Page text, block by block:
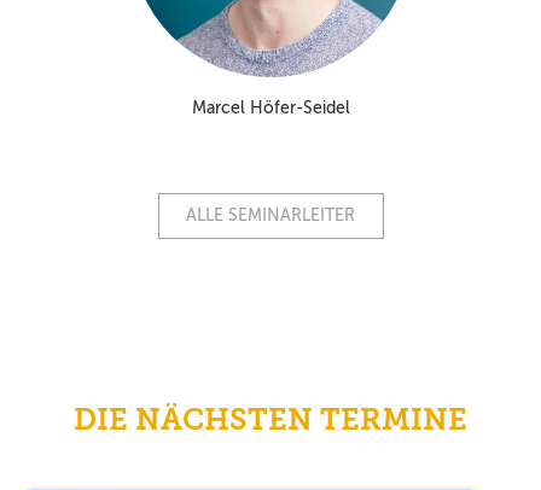
Marcel Höfer-Seidel
ALLE SEMINARLEITER
DIE NÄCHSTEN TERMINE